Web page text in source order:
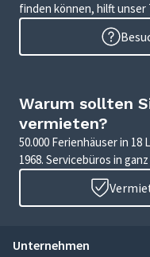
finden können, hilft unser
Warum sollten
vermieten?
50.000 Ferienhäuser in
1968. Servicebüros in
Unternehmen